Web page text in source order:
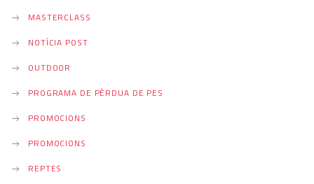
MASTERCLASS
NOTÍCIA POST
OUTDOOR
PROGRAMA DE PÈRDUA DE PES
PROMOCIONS
PROMOCIONS
REPTES